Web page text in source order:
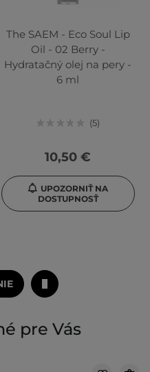
The SAEM - Eco Soul Lip
Oil - 02 Berry -
Hydratačný olej na pery -
6 ml
5
10,50 €
UPOZORNIŤ NA
DOSTUPNOSŤ
pre Vás